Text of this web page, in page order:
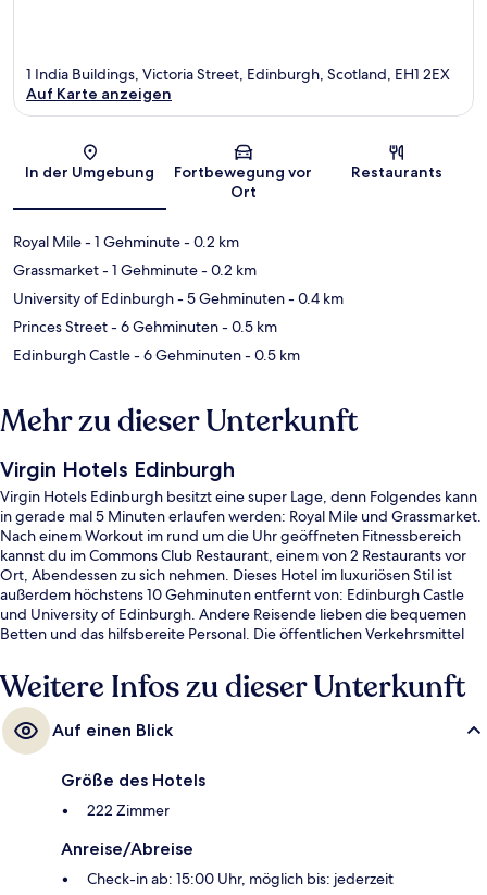
Karte
1 India Buildings, Victoria Street, Edinburgh, Scotland, EH1 2EX
Auf Karte anzeigen
In der Umgebung
Fortbewegung vor
Ort
Restaurants
Royal Mile- 1 Gehminute- 0.2 km
Grassmarket- 1 Gehminute- 0.2 km
University of Edinburgh- 5 Gehminuten- 0.4 km
Princes Street- 6 Gehminuten- 0.5 km
Edinburgh Castle- 6 Gehminuten- 0.5 km
Mehr zu dieser Unterkunft
Virgin Hotels Edinburgh
Virgin Hotels Edinburgh besitzt eine super Lage, denn Folgendes kann
in gerade mal 5 Minuten erlaufen werden: Royal Mile und Grassmarket.
Nach einem Workout im rund um die Uhr geöffneten Fitnessbereich
kannst du im Commons Club Restaurant, einem von 2 Restaurants vor
Ort, Abendessen zu sich nehmen. Dieses Hotel im luxuriösen Stil ist
außerdem höchstens 10 Gehminuten entfernt von: Edinburgh Castle
und University of Edinburgh. Andere Reisende lieben die bequemen
Betten und das hilfsbereite Personal. Die öffentlichen Verkehrsmittel
Princes Street sind es 7 Minuten und zur Straßenbahnhaltestelle St
Andrew Square 10 Minuten.
Weitere Infos zu dieser Unterkunft
Auf einen Blick
Größe des Hotels
222 Zimmer
Anreise/Abreise
Check-in ab: 15:00 Uhr, möglich bis: jederzeit